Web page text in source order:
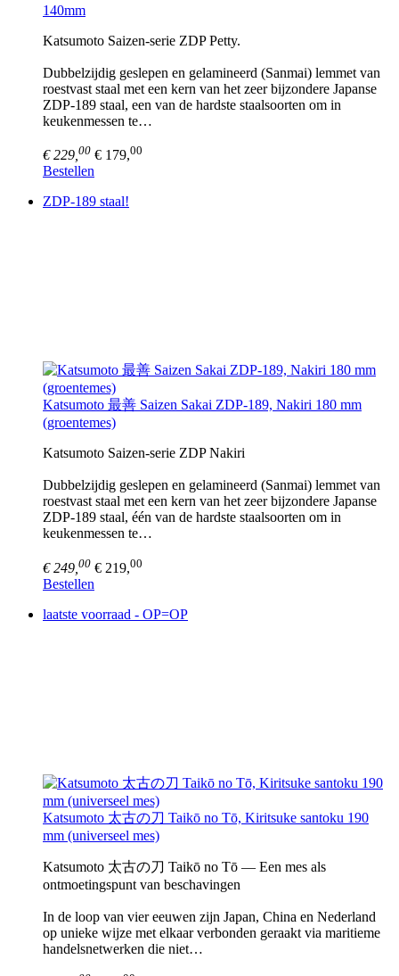
140mm
Katsumoto Saizen-serie ZDP Petty.
Dubbelzijdig geslepen en gelamineerd (Sanmai) lemmet van
roestvast staal met een kern van het zeer bijzondere Japanse
ZDP-189 staal, een van de hardste staalsoorten om in
keukenmessen te…
€ 229, 00 € 179,00
Bestellen
ZDP-189 staal!
Katsumoto 最善 Saizen Sakai ZDP-189, Nakiri 180 mm
(groentemes)
Katsumoto Saizen-serie ZDP Nakiri
Dubbelzijdig geslepen en gelamineerd (Sanmai) lemmet van
roestvast staal met een kern van het zeer bijzondere Japanse
ZDP-189 staal, één van de hardste staalsoorten om in
keukenmessen te…
€ 249, 00 € 219,00
Bestellen
laatste voorraad - OP=OP
Katsumoto 太古の刀 Taikō no Tō, Kiritsuke santoku 190
mm (universeel mes)
Katsumoto 太古の刀 Taikō no Tō — Een mes als
ontmoetingspunt van beschavingen
In de loop van vier eeuwen zijn Japan, China en Nederland
op unieke wijze met elkaar verbonden geraakt via maritieme
handelsnetwerken die niet…